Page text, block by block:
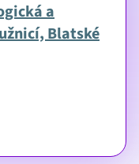
a
Blatské